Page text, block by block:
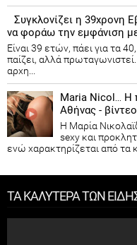
Συγκλονίζει η 39χρονη
να φοράω την εμφάνιση
Είναι 39 ετών, πάει για τα
παίζει, αλλά
αρχη...
Maria Nicol… Η
Αθήνας -
Η Μαρία
sexy και
ενώ χαρακτηρίζεται από τα
ΤΑ ΚΑΛΥΤΕΡΑ ΤΩΝ